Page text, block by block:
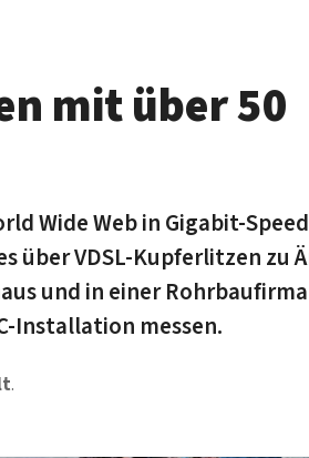
mit über 50
Wide Web in Gigabit-
über VDSL-Kupferlitzen zu
und in einer
Installation messen.
.